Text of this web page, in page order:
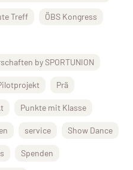
Treff ÖBS Kongress
by SPORTUNION
Prä
Punkte mit Klasse
service Show Dance
Spenden